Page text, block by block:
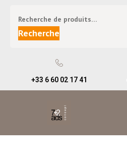
Recherche
+33 6 60 02 17 41